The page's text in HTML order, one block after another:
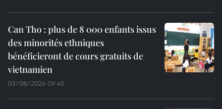
Can Tho : plus de 8 000 enfants issus
des minorités ethniques
bénéficieront de cours gratuits de
vietnamien
03/08/2026 09:45